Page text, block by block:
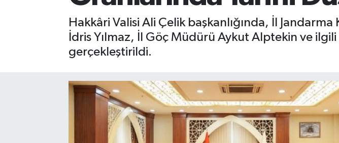
Hakkâri Valisi Ali Çelik başkanlığında, İl
İdris Yılmaz, İl Göç Müdürü Aykut Alptekin ve ilgili
gerçekleştirildi.
Hakkari Haber
Son Dakika Haberleri